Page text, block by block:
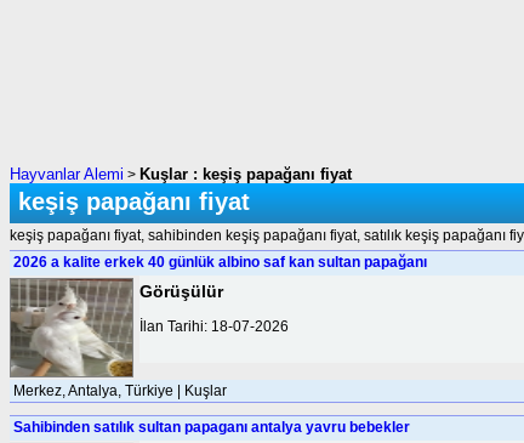
Hayvanlar Alemi > Kuşlar : keşiş papağanı fiyat
keşiş papağanı fiyat
keşiş papağanı fiyat, sahibinden keşiş papağanı fiyat, satılık keşiş papağanı
2026 a kalite erkek 40 günlük albino saf kan sultan papağanı
Görüşülür
İlan Tarihi: 18-07-2026
Merkez, Antalya, Türkiye | Kuşlar
Sahibinden satılık sultan papaganı antalya yavru bebekler